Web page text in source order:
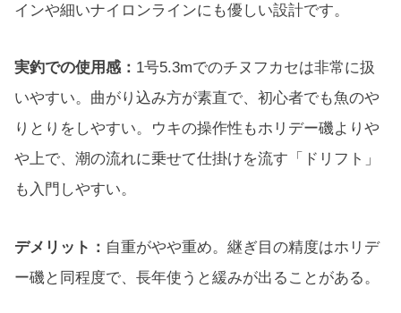
インや細いナイロンラインにも優しい設計です。
実釣での使用感： 1号5.3mでのチヌフカセは非常に扱
いやすい。曲がり込み方が素直で、初心者でも魚のや
りとりをしやすい。ウキの操作性もホリデー磯よりや
や上で、潮の流れに乗せて仕掛けを流す「ドリフト」
も入門しやすい。
デメリット： 自重がやや重め。継ぎ目の精度はホリデ
ー磯と同程度で、長年使うと緩みが出ることがある。